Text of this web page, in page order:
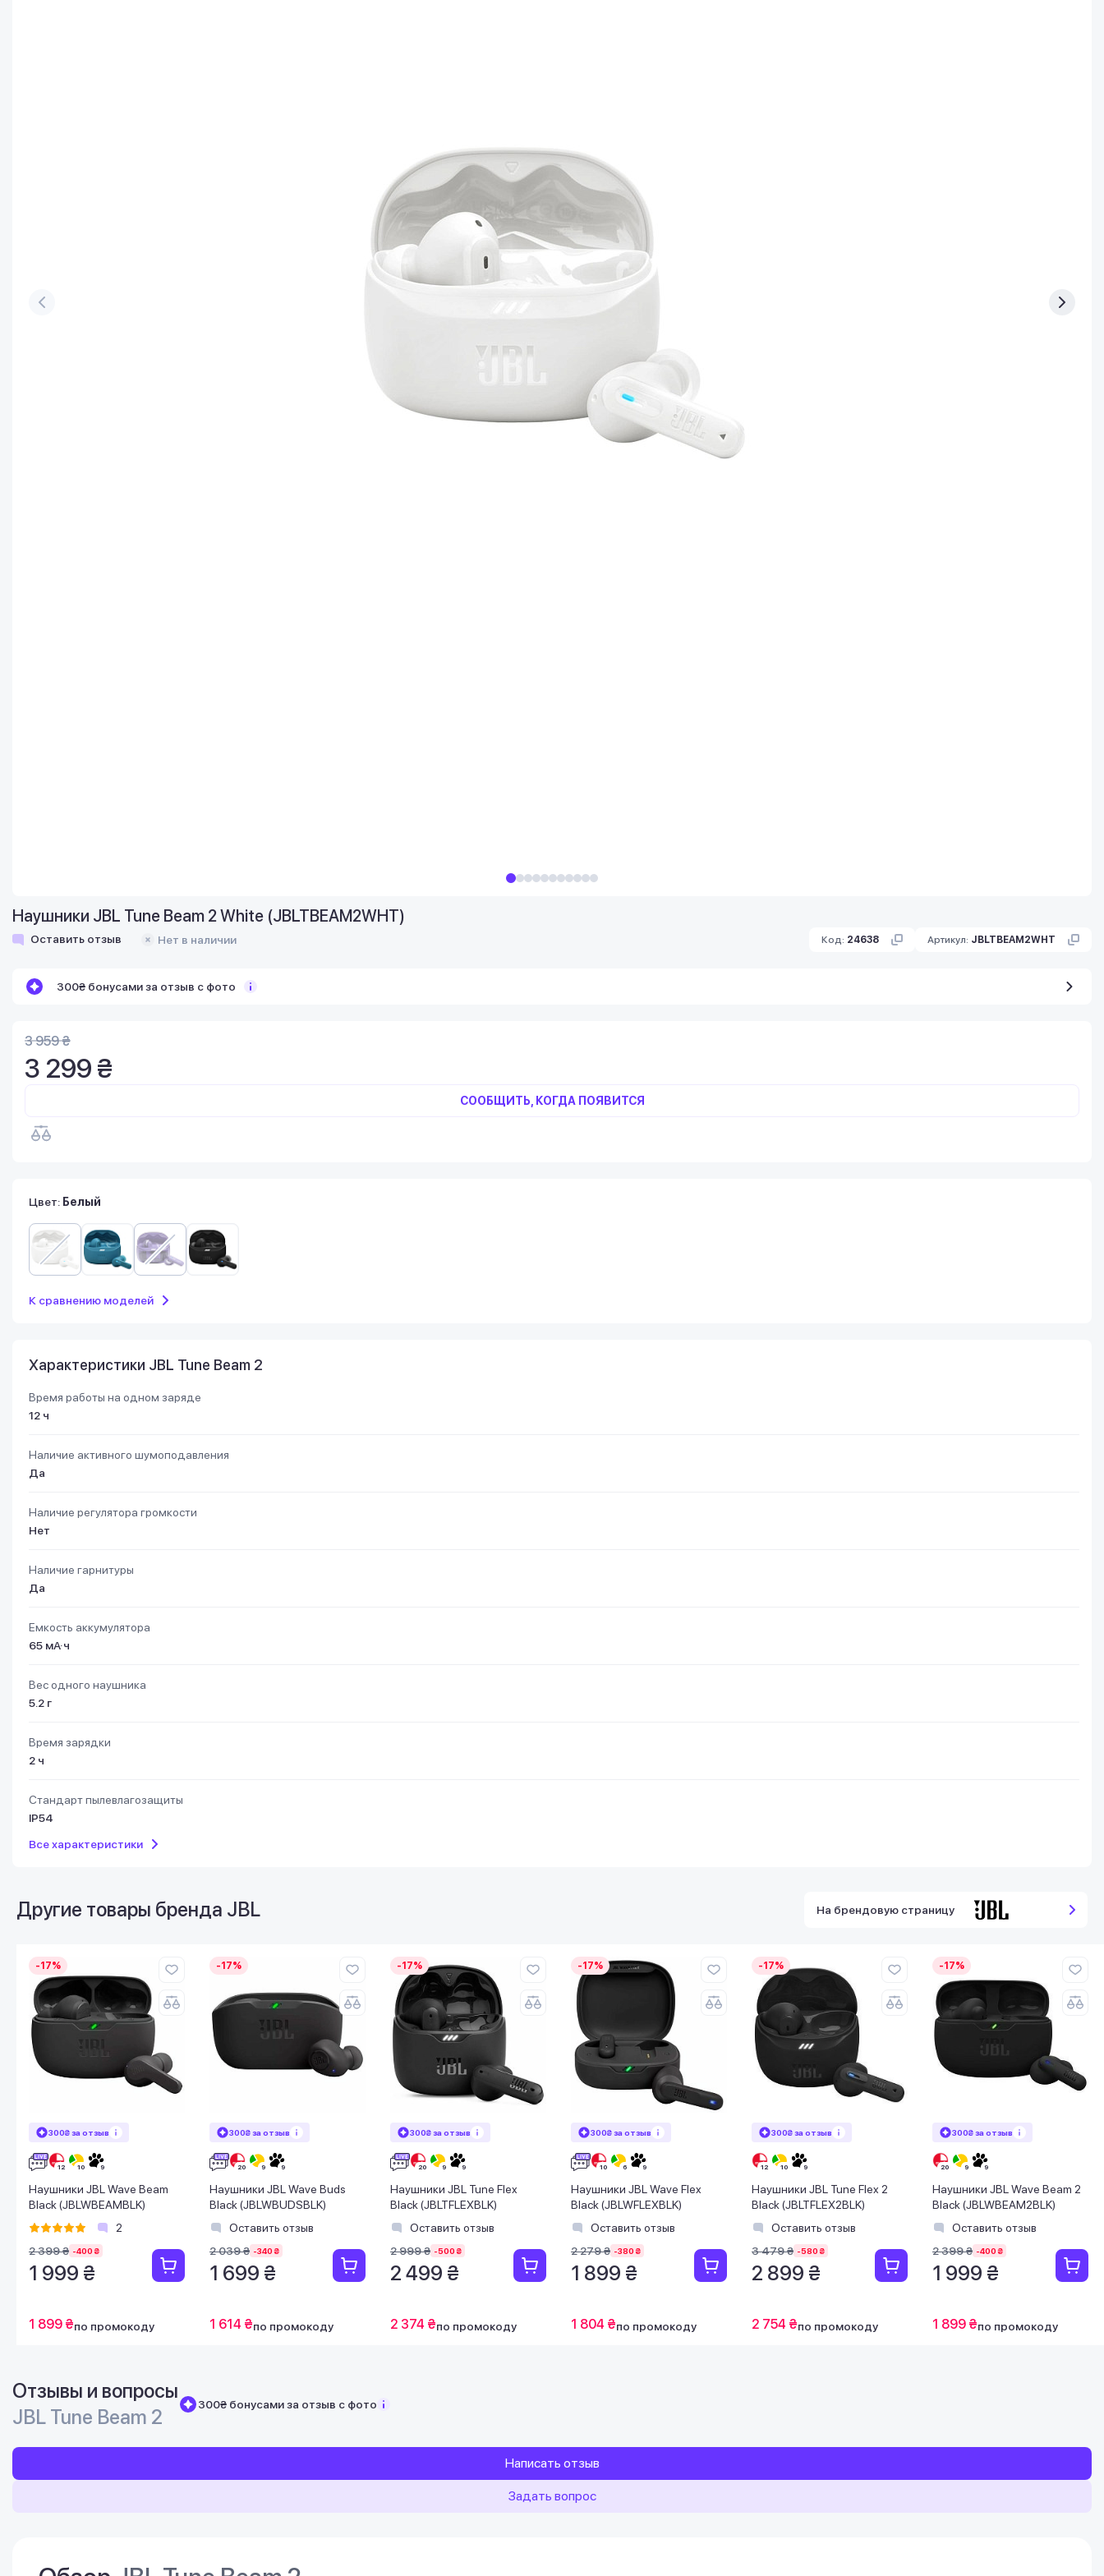
Наушники JBL Tune Beam 2 White (JBLTBEAM2WHT)
Оставить отзыв Нет в наличии Код: 24638 Артикул: JBLTBEAM2WHT
300₴ бонусами за отзыв с фото
3 959 ₴
3 299 ₴
СООБЩИТЬ, КОГДА ПОЯВИТСЯ
Цвет: Белый
К сравнению моделей
Характеристики JBL Tune Beam 2
Время работы на одном заряде
12 ч
Наличие активного шумоподавления
Да
Наличие регулятора громкости
Нет
Наличие гарнитуры
Да
Емкость аккумулятора
65 мА·ч
Вес одного наушника
5.2 г
Время зарядки
2 ч
Стандарт пылевлагозащиты
IP54
Все характеристики
Другие товары бренда JBL На брендовую страницу
-17%
300₴ за отзыв
Наушники JBL Wave Beam
Black (JBLWBEAMBLK)
2
2 399 ₴ -400 ₴
1 999 ₴
1 899 ₴по промокоду
-17%
300₴ за отзыв
Наушники JBL Wave Buds
Black (JBLWBUDSBLK)
Оставить отзыв
2 039 ₴ -340 ₴
1 699 ₴
1 614 ₴по промокоду
-17%
300₴ за отзыв
Наушники JBL Tune Flex
Black (JBLTFLEXBLK)
Оставить отзыв
2 999 ₴ -500 ₴
2 499 ₴
2 374 ₴по промокоду
-17%
300₴ за отзыв
Наушники JBL Wave Flex
Black (JBLWFLEXBLK)
Оставить отзыв
2 279 ₴ -380 ₴
1 899 ₴
1 804 ₴по промокоду
-17%
300₴ за отзыв
Наушники JBL Tune Flex 2
Black (JBLTFLEX2BLK)
Оставить отзыв
3 479 ₴ -580 ₴
2 899 ₴
2 754 ₴по промокоду
-17%
300₴ за отзыв
Наушники JBL Wave Beam 2
Black (JBLWBEAM2BLK)
Оставить отзыв
2 399 ₴ -400 ₴
1 999 ₴
1 899 ₴по промокоду
Отзывы и вопросы
JBL Tune Beam 2
300₴ бонусами за отзыв с фото
Написать отзыв
Задать вопрос